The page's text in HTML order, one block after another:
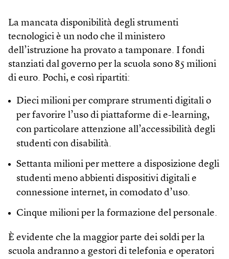
La mancata disponibilità degli strumenti
tecnologici è un nodo che il ministero
dell’istruzione ha provato a tamponare. I fondi
stanziati dal governo per la scuola sono 85 milioni
di euro. Pochi, e così ripartiti:
Dieci milioni per comprare strumenti digitali o
per favorire l’uso di piattaforme di e-learning,
con particolare attenzione all’accessibilità degli
studenti con disabilità.
Settanta milioni per mettere a disposizione degli
studenti meno abbienti dispositivi digitali e
connessione internet, in comodato d’uso.
Cinque milioni per la formazione del personale.
È evidente che la maggior parte dei soldi per la
scuola andranno a gestori di telefonia e operatori